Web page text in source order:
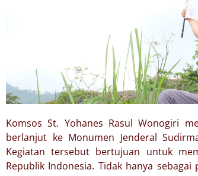
​Komsos St. Yohanes Rasul Wonogiri
berlanjut ke Monumen Jenderal
Kegiatan tersebut bertujuan untuk
Republik Indonesia. Tidak hanya